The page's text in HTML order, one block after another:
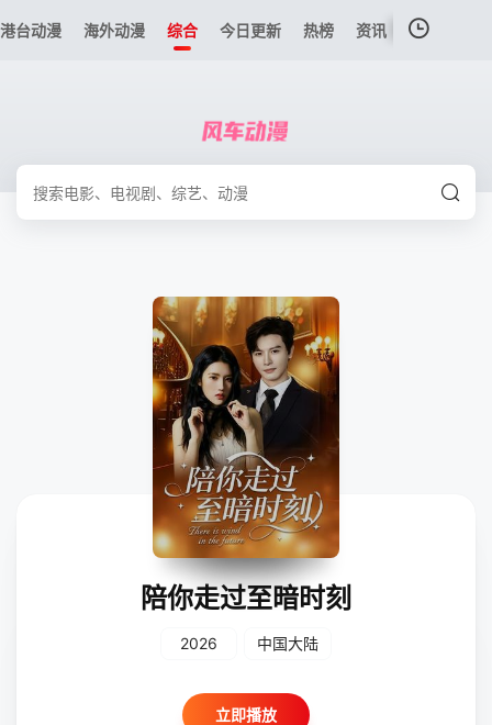
港台动漫 海外动漫 综合 今日更新 热榜 资讯
陪你走过至暗时刻
2026 中国大陆
立即播放